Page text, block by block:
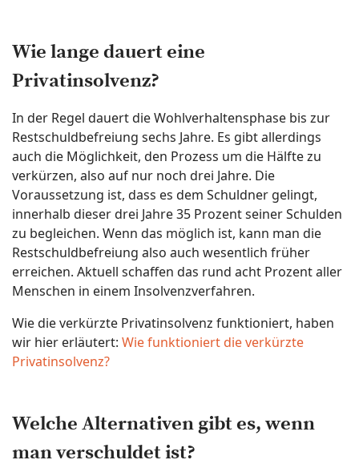
Wie lange dauert eine
Privatinsolvenz?
In der Regel dauert die Wohlverhaltensphase bis zur
Restschuldbefreiung sechs Jahre. Es gibt allerdings
auch die Möglichkeit, den Prozess um die Hälfte zu
verkürzen, also auf nur noch drei Jahre. Die
Voraussetzung ist, dass es dem Schuldner gelingt,
innerhalb dieser drei Jahre 35 Prozent seiner Schulden
zu begleichen. Wenn das möglich ist, kann man die
Restschuldbefreiung also auch wesentlich früher
erreichen. Aktuell schaffen das rund acht Prozent aller
Menschen in einem Insolvenzverfahren.
Wie die verkürzte Privatinsolvenz funktioniert, haben
wir hier erläutert: Wie funktioniert die verkürzte
Privatinsolvenz?
Welche Alternativen gibt es, wenn
man verschuldet ist?